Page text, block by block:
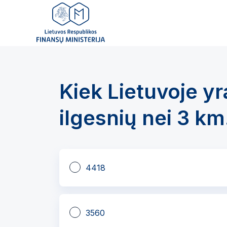
Kiek Lietuvoje
ilgesnių nei 3
4418
3560